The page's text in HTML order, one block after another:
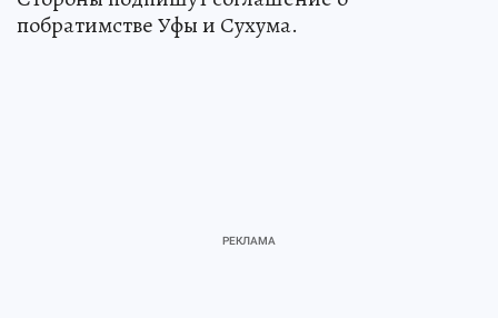
побратимстве Уфы и Сухума.